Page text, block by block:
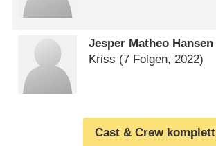
Jesper Matheo Hansen
Kriss (7 Folgen, 2022)
Cast & Crew komplett